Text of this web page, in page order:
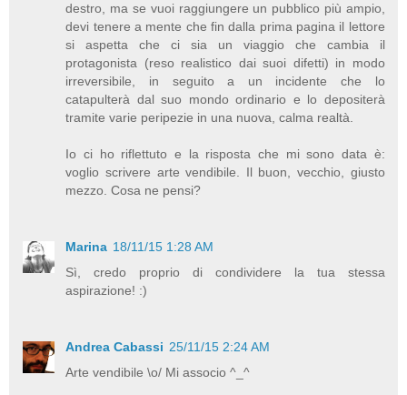
destro, ma se vuoi raggiungere un pubblico più ampio,
devi tenere a mente che fin dalla prima pagina il lettore
si aspetta che ci sia un viaggio che cambia il
protagonista (reso realistico dai suoi difetti) in modo
irreversibile, in seguito a un incidente che lo
catapulterà dal suo mondo ordinario e lo depositerà
tramite varie peripezie in una nuova, calma realtà.
Io ci ho riflettuto e la risposta che mi sono data è:
voglio scrivere arte vendibile. Il buon, vecchio, giusto
mezzo. Cosa ne pensi?
Marina 18/11/15 1:28 AM
Sì, credo proprio di condividere la tua stessa
aspirazione! :)
Andrea Cabassi 25/11/15 2:24 AM
Arte vendibile \o/ Mi associo ^_^